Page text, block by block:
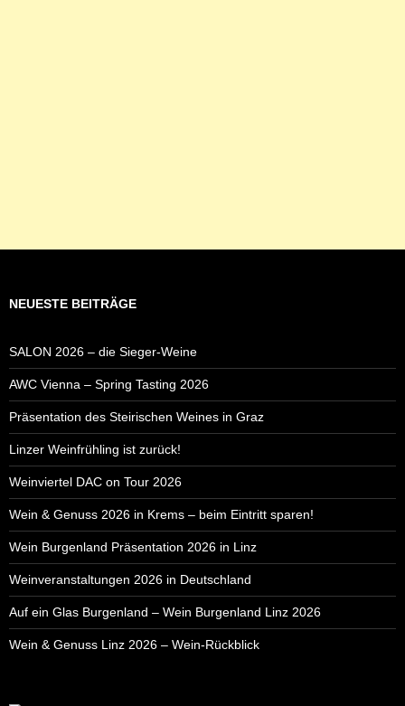
NEUESTE BEITRÄGE
SALON 2026 – die Sieger-Weine
AWC Vienna – Spring Tasting 2026
Präsentation des Steirischen Weines in Graz
Linzer Weinfrühling ist zurück!
Weinviertel DAC on Tour 2026
Wein & Genuss 2026 in Krems – beim Eintritt sparen!
Wein Burgenland Präsentation 2026 in Linz
Weinveranstaltungen 2026 in Deutschland
Auf ein Glas Burgenland – Wein Burgenland Linz 2026
Wein & Genuss Linz 2026 – Wein-Rückblick